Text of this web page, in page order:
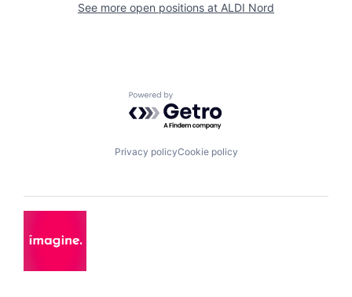
See more open positions at ALDI Nord
Powered by Getro.com
Privacy policyCookie policy